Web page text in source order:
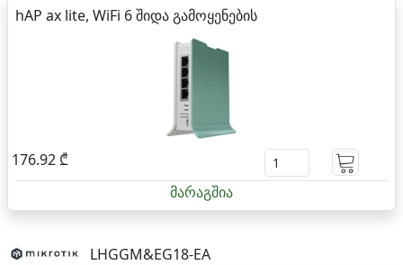
hAP ax lite, WiFi 6 შიდა გამოყენების
176.92 ₾
მარაგშია
LHGGM&EG18-EA